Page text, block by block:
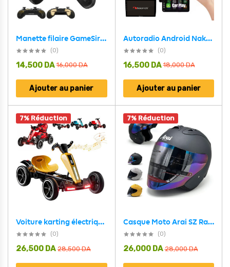
Manette filaire GameSir Kaleid Flux éclairage RGB pour Xbox – يد تحكم لاسلكية أصلية
(0)
16,000DA
14,500 DA
Ajouter au panier
Autoradio Android Nakamichi 2+32GB avec Carplay Android Auto et GPS – شاشة ذكية للسيارات
(0)
18,000DA
16,500 DA
Ajouter au panier
7% Réduction
Voiture karting électrique pliable 12V pour enfants avec marche arrière – سيارة سباق كهربائية للأطفال
(0)
28,500DA
26,500 DA
7% Réduction
Casque Moto Arai SZ Ram 4 Open Face Helmet – خوذة دراجة نارية أصلية
(0)
28,000DA
26,000 DA